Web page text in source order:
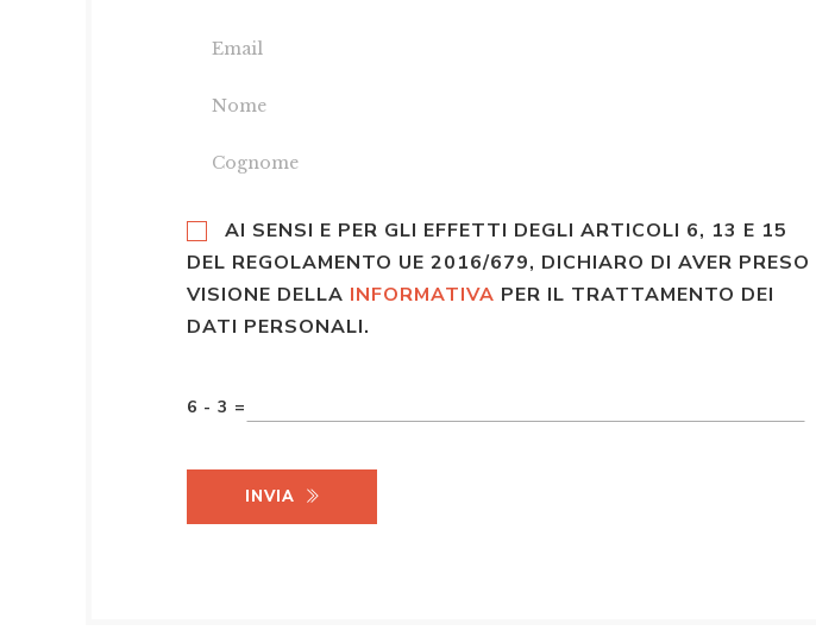
AI SENSI E PER GLI EFFETTI DEGLI ARTICOLI 6, 13 E 15
DEL REGOLAMENTO UE 2016/679, DICHIARO DI AVER PRESO
VISIONE DELLA INFORMATIVA PER IL TRATTAMENTO DEI
DATI PERSONALI.
6 - 3 =
INVIA